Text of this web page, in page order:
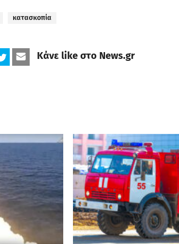
κατασκοπία
Κάνε like στο News.gr